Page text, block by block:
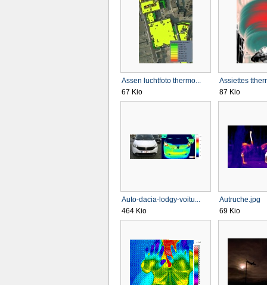
Assen luchtfoto thermo...
67 Kio
Assiettes
87 Kio
Auto-dacia-lodgy-voitu...
464 Kio
Autruche.jpg
69 Kio